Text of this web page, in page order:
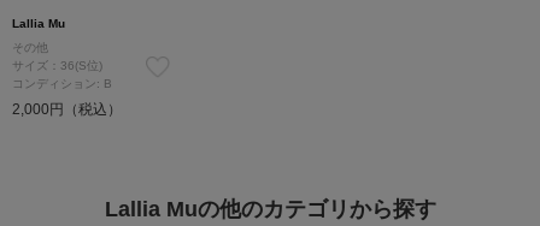
Lallia Mu
その他
サイズ：36(S位)
コンディション: B
2,000円（税込）
Lallia Muの他のカテゴリから探す